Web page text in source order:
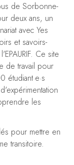
de Sorbonne-
deux ans, un
avec Yes
et savoirs-
Ce site
de travail pour
les
pour mettre en
transitoire.